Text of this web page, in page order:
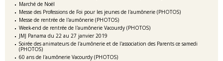
Marché de Noël
Messe des Professions de Foi pour les jeunes de l'aumônerie (PHOTOS)
Messe de rentrée de l'aumônerie (PHOTOS)
Week-end de rentrée de l'aumônerie Vacourdy (PHOTOS)
JMJ Panama du 22 au 27 janvier 2019
Soirée des animateurs de l'aumônerie et de l'association des Parents ce samedi
(PHOTOS)
60 ans de l'aumônerie Vacourdy (PHOTOS)